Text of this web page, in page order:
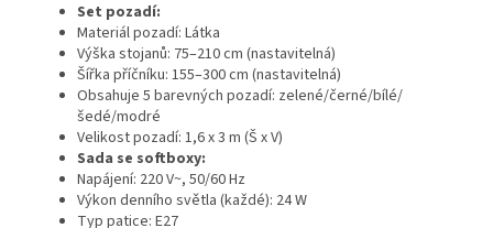
Set pozadí:
Materiál pozadí: Látka
Výška stojanů: 75–210 cm (nastavitelná)
Šířka příčníku: 155–300 cm (nastavitelná)
Obsahuje 5 barevných pozadí: zelené/černé/bílé/
šedé/modré
Velikost pozadí: 1,6 x 3 m (Š x V)
Sada se softboxy:
Napájení: 220 V~, 50/60 Hz
Výkon denního světla (každé): 24 W
Typ patice: E27